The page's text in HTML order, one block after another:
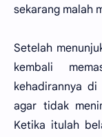
sekarang malah
Setelah
kembali
kehadirannya
agar tidak
Ketika itulah